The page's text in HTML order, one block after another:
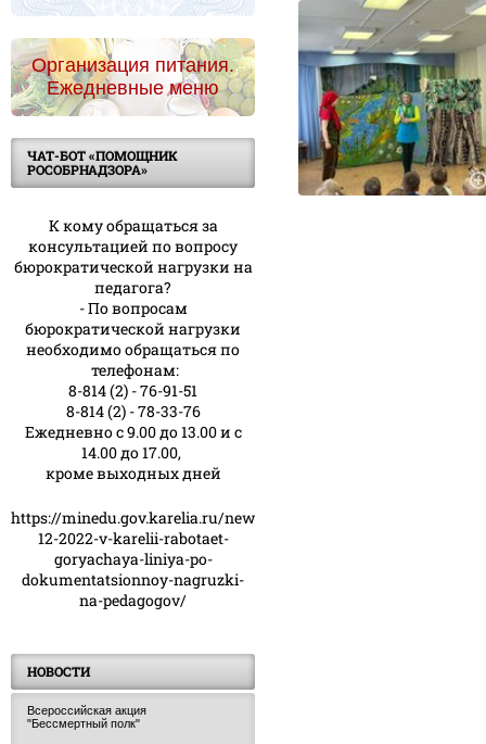
Организация питания.
Ежедневные меню
ЧАТ-БОТ «ПОМОЩНИК
РОСОБРНАДЗОРА»
К кому обращаться за
консультацией по вопросу
бюрократической нагрузки на
педагога?
- По вопросам
бюрократической нагрузки
необходимо обращаться по
телефонам:
8-814 (2) - 76-91-51
8-814 (2) - 78-33-76
Ежедневно с 9.00 до 13.00 и с
14.00 до 17.00,
кроме выходных дней
https://minedu.gov.karelia.ru/news/23-
12-2022-v-karelii-rabotaet-
goryachaya-liniya-po-
dokumentatsionnoy-nagruzki-
na-pedagogov/
НОВОСТИ
Всероссийская акция
"Бессмертный полк"